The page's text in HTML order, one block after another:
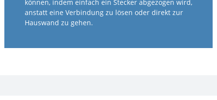
können, indem einfach ein Stecker abgezogen wird,
anstatt eine Verbindung zu lösen oder direkt zur
Hauswand zu gehen.